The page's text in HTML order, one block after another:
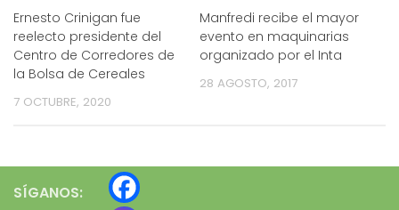
Ernesto Crinigan fue
reelecto presidente del
Centro de Corredores de
la Bolsa de Cereales
7 OCTUBRE, 2020
Manfredi recibe el mayor
evento en maquinarias
organizado por el Inta
28 AGOSTO, 2017
SÍGANOS: